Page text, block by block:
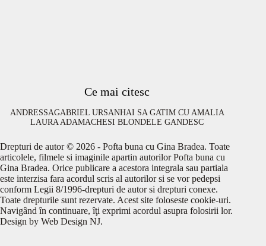
Ce mai citesc
ANDRESSAGABRIEL URSANHAI SA GATIM CU AMALIA
LAURA ADAMACHESI BLONDELE GANDESC
Drepturi de autor © 2026 - Pofta buna cu Gina Bradea. Toate
articolele, filmele si imaginile apartin autorilor Pofta buna cu
Gina Bradea. Orice publicare a acestora integrala sau partiala
este interzisa fara acordul scris al autorilor si se vor pedepsi
conform Legii 8/1996-drepturi de autor si drepturi conexe.
Toate drepturile sunt rezervate. Acest site foloseste cookie-uri.
Navigând în continuare, îţi exprimi acordul asupra folosirii lor.
Design by Web Design NJ.